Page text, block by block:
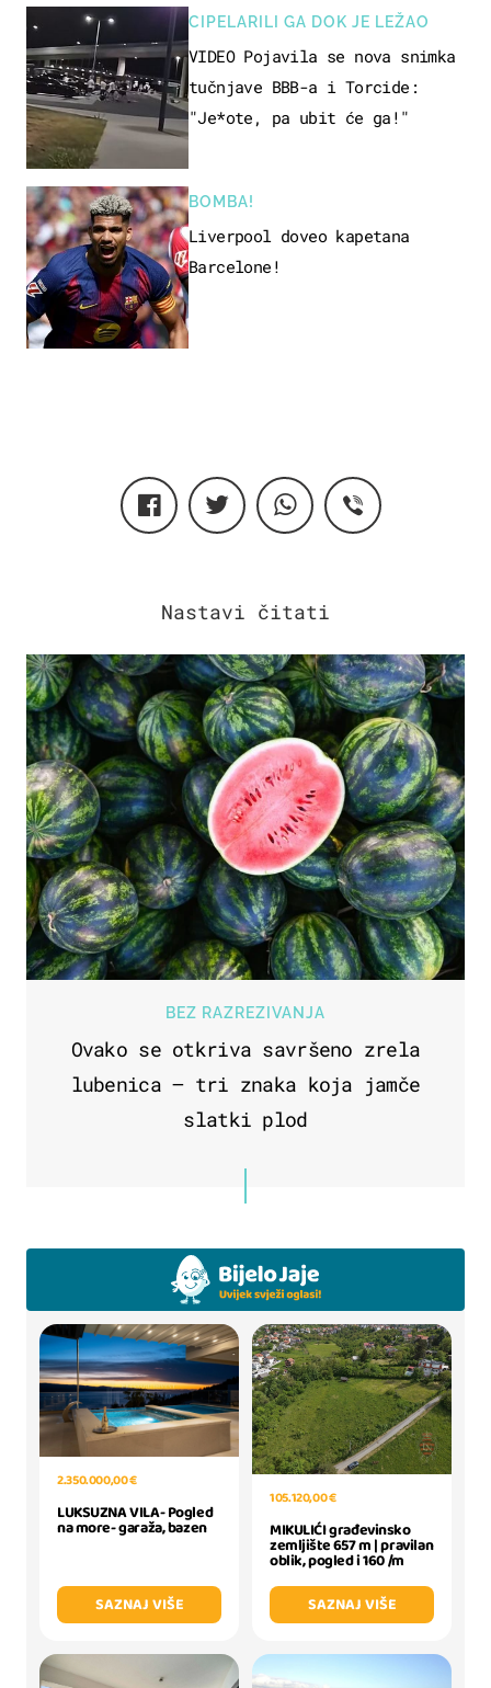
CIPELARILI GA DOK JE LEŽAO
VIDEO Pojavila se nova snimka
tučnjave BBB-a i Torcide:
"Je*ote, pa ubit će ga!"
BOMBA!
Liverpool doveo kapetana
Barcelone!
BEZ RAZREZIVANJA
Ovako se otkriva savršeno zrela
lubenica – tri znaka koja jamče
slatki plod
2.350.000,00 €
LUKSUZNA VILA- Pogled
na more- garaža, bazen
SAZNAJ VIŠE
105.120,00 €
MIKULIĆI građevinsko
zemljište 657 m | pravilan
oblik, pogled i 160 /m
SAZNAJ VIŠE